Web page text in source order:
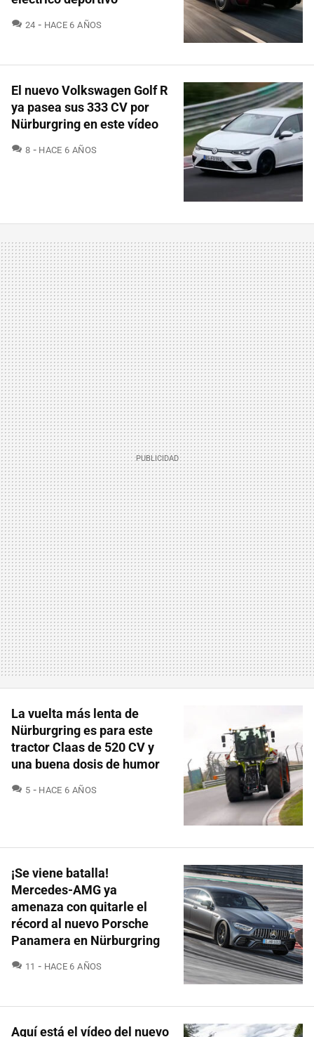
24 COMENTARIOS
HACE 6 AÑOS
El nuevo Volkswagen Golf R
ya pasea sus 333 CV por
Nürburgring en este vídeo
8 COMENTARIOS
HACE 6 AÑOS
La vuelta más lenta de
Nürburgring es para este
tractor Claas de 520 CV y
una buena dosis de humor
5 COMENTARIOS
HACE 6 AÑOS
¡Se viene batalla!
Mercedes-AMG ya
amenaza con quitarle el
récord al nuevo Porsche
Panamera en Nürburgring
11 COMENTARIOS
HACE 6 AÑOS
Aquí está el vídeo del nuevo